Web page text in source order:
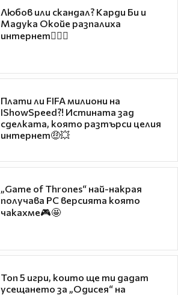
Любов или скандал? Карди Би и
Мадука Окойе разпалиха
интернет❤️‍🔥🔥
Плати ли FIFA милиони на
IShowSpeed?! Истината зад
сделката, която разтърси целия
интернет🤑💥
„Game of Thrones“ най-накрая
получава PC версията която
чакахме🎮🤩
Топ 5 игри, които ще ти дадат
усещането за „Одисея“ на